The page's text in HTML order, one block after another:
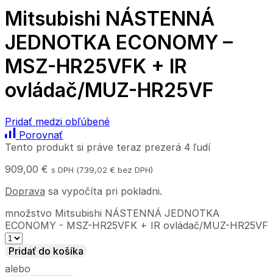
Mitsubishi NÁSTENNÁ
JEDNOTKA ECONOMY –
MSZ-HR25VFK + IR
ovládač/MUZ-HR25VF
Pridať medzi obľúbené
Porovnať
Tento produkt si práve teraz prezerá 4 ľudí
909,00 € s DPH (739,02 € bez DPH)
Doprava sa vypočíta pri pokladni.
množstvo Mitsubishi NÁSTENNÁ JEDNOTKA
ECONOMY - MSZ-HR25VFK + IR ovládač/MUZ-HR25VF
Pridať do košíka
alebo